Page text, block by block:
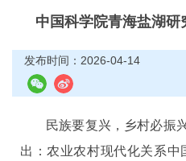
中国科学院青海盐湖
发布时间：2026-04-14
民族要复兴，乡村必振
出：农业农村现代化关系